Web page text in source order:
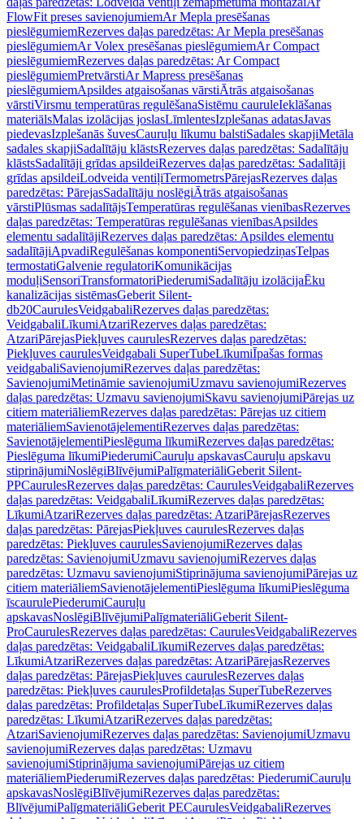
FlowFit preses savienojumiemAr Mepla presēšanas
pieslēgumiemRezerves daļas paredzētas: Ar Mepla presēšanas
pieslēgumiemAr Volex presēšanas pieslēgumiemAr Compact
pieslēgumiemRezerves daļas paredzētas: Ar Compact
pieslēgumiemPretvārstiAr Mapress presēšanas
pieslēgumiemApsildes atgaisošanas vārstiĀtrās atgaisošanas
vārstiVirsmu temperatūras regulēšanaSistēmu cauruleIeklāšanas
materiālsMalas izolācijas joslasLīmlentesIzplešanas adatasJavas
piedevasIzplešanās šuvesCauruļu līkumu balstiSadales skapjiMetāla
sadales skapjiSadalītāju klāstsRezerves daļas paredzētas: Sadalītāju
klāstsSadalītāji grīdas apsildeiRezerves daļas paredzētas: Sadalītāji
grīdas apsildeiLodveida ventiļiTermometrsPārejasRezerves daļas
paredzētas: PārejasSadalītāju noslēgiĀtrās atgaisošanas
vārstiPlūsmas sadalītājsTemperatūras regulēšanas vienībasRezerves
daļas paredzētas: Temperatūras regulēšanas vienībasApsildes
elementu sadalītājiRezerves daļas paredzētas: Apsildes elementu
sadalītājiApvadiRegulēšanas komponentiServopiedziņasTelpas
termostatiGalvenie regulatoriKomunikācijas
moduļiSensoriTransformatoriPiederumiSadalītāju izolācijaĒku
kanalizācijas sistēmasGeberit Silent-
db20CaurulesVeidgabaliRezerves daļas paredzētas:
VeidgabaliLīkumiAtzariRezerves daļas paredzētas:
AtzariPārejasPiekļuves caurulesRezerves daļas paredzētas:
Piekļuves caurulesVeidgabali SuperTubeLīkumiĪpašas formas
veidgabaliSavienojumiRezerves daļas paredzētas:
SavienojumiMetināmie savienojumiUzmavu savienojumiRezerves
daļas paredzētas: Uzmavu savienojumiSkavu savienojumiPārejas uz
citiem materiāliemRezerves daļas paredzētas: Pārejas uz citiem
materiāliemSavienotājelementiRezerves daļas paredzētas:
SavienotājelementiPieslēguma līkumiRezerves daļas paredzētas:
Pieslēguma līkumiPiederumiCauruļu apskavasCauruļu apskavu
stiprinājumiNoslēgiBlīvējumiPalīgmateriāliGeberit Silent-
PPCaurulesRezerves daļas paredzētas: CaurulesVeidgabaliRezerves
daļas paredzētas: VeidgabaliLīkumiRezerves daļas paredzētas:
LīkumiAtzariRezerves daļas paredzētas: AtzariPārejasRezerves
daļas paredzētas: PārejasPiekļuves caurulesRezerves daļas
paredzētas: Piekļuves caurulesSavienojumiRezerves daļas
paredzētas: SavienojumiUzmavu savienojumiRezerves daļas
paredzētas: Uzmavu savienojumiStiprinājuma savienojumiPārejas uz
citiem materiāliemSavienotājelementiPieslēguma līkumiPieslēguma
īscaurulePiederumiCauruļu
apskavasNoslēgiBlīvējumiPalīgmateriāliGeberit Silent-
ProCaurulesRezerves daļas paredzētas: CaurulesVeidgabaliRezerves
daļas paredzētas: VeidgabaliLīkumiRezerves daļas paredzētas:
LīkumiAtzariRezerves daļas paredzētas: AtzariPārejasRezerves
daļas paredzētas: PārejasPiekļuves caurulesRezerves daļas
paredzētas: Piekļuves caurulesProfildetaļas SuperTubeRezerves
daļas paredzētas: Profildetaļas SuperTubeLīkumiRezerves daļas
paredzētas: LīkumiAtzariRezerves daļas paredzētas:
AtzariSavienojumiRezerves daļas paredzētas: SavienojumiUzmavu
savienojumiRezerves daļas paredzētas: Uzmavu
savienojumiStiprinājuma savienojumiPārejas uz citiem
materiāliemPiederumiRezerves daļas paredzētas: PiederumiCauruļu
apskavasNoslēgiBlīvējumiRezerves daļas paredzētas:
BlīvējumiPalīgmateriāliGeberit PECaurulesVeidgabaliRezerves